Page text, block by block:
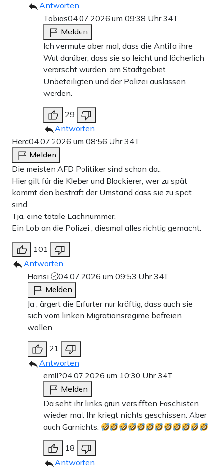
Antworten
Tobias04.07.2026 um 09:38 Uhr34T
Melden
Ich vermute aber mal, dass die Antifa ihre
Wut darüber, dass sie so leicht und lächerlich
verarscht wurden, am Stadtgebiet,
Unbeteiligten und der Polizei auslassen
werden.
29
Antworten
Hera04.07.2026 um 08:56 Uhr34T
Melden
Die meisten AFD Politiker sind schon da..
Hier gilt für die Kleber und Blockierer, wer zu spät
kommt den bestraft der Umstand dass sie zu spät
sind..
Tja, eine totale Lachnummer.
Ein Lob an die Polizei , diesmal alles richtig gemacht.
101
Antworten
Hansi
04.07.2026 um 09:53 Uhr34T
Melden
Ja , ärgert die Erfurter nur kräftig, dass auch sie
sich vom linken Migrationsregime befreien
wollen.
21
Antworten
emil?04.07.2026 um 10:30 Uhr34T
Melden
Da seht ihr links grün versifften Faschisten
wieder mal. Ihr kriegt nichts geschissen. Aber
auch Garnichts.
18
Antworten